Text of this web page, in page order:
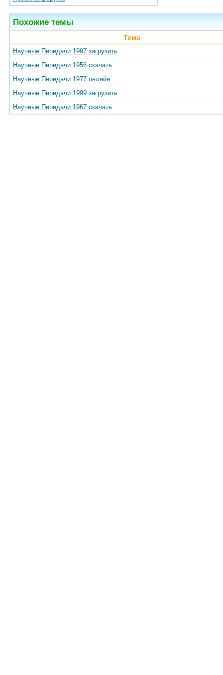
Похожие темы
Тема
Научные Передачи 1997 загрузить
Научные Передачи 1956 скачать
Научные Передачи 1977 онлайн
Научные Передачи 1999 загрузить
Научные Передачи 1967 скачать